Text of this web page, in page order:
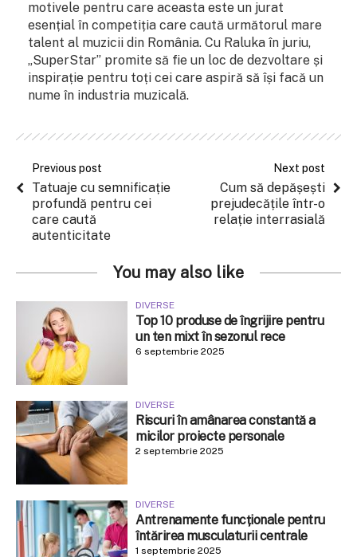
motivele pentru care aceasta este un jurat
esențial în competiția care caută următorul mare
talent al muzicii din România. Cu Raluka în juriu,
„SuperStar” promite să fie un loc de dezvoltare și
inspirație pentru toți cei care aspiră să își facă un
nume în industria muzicală.
Previous post
Tatuaje cu semnificație
profundă pentru cei
care caută
autenticitate
Next post
Cum să depășești
prejudecățile într-o
relație interrasială
You may also like
DIVERSE
Top 10 produse de îngrijire pentru
un ten mixt în sezonul rece
6 septembrie 2025
DIVERSE
Riscuri în amânarea constantă a
micilor proiecte personale
2 septembrie 2025
DIVERSE
Antrenamente funcționale pentru
întărirea musculaturii centrale
1 septembrie 2025